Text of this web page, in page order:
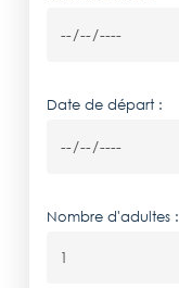
Date de départ :
Nombre d'adultes :